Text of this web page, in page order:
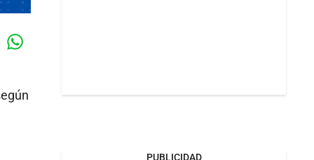
PUBLICIDAD